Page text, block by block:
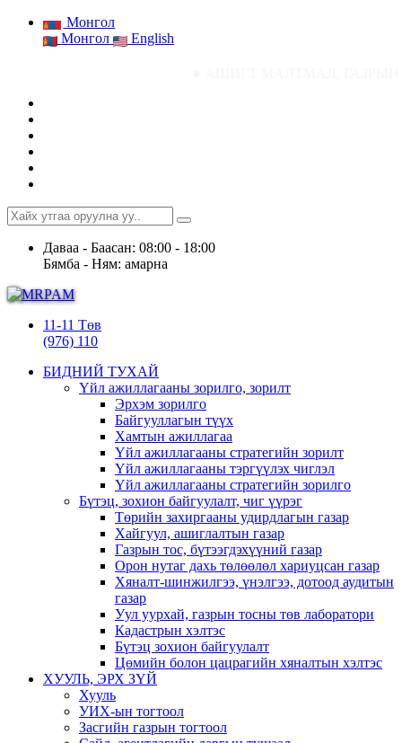
Монгол
Монгол
English
Даваа - Баасан: 08:00 - 18:00
Бямба - Ням: амарна
11-11 Төв
(976) 110
БИДНИЙ ТУХАЙ
Үйл ажиллагааны зорилго, зорилт
Эрхэм зорилго
Байгууллагын түүх
Хамтын ажиллагаа
Үйл ажиллагааны стратегийн зорилт
Үйл ажиллагааны тэргүүлэх чиглэл
Үйл ажиллагааны стратегийн зорилго
Бүтэц, зохион байгуулалт, чиг үүрэг
Төрийн захиргааны удирдлагын газар
Хайгуул, ашиглалтын газар
Газрын тос, бүтээгдэхүүний газар
Орон нутаг дахь төлөөлөл хариуцсан газар
Хяналт-шинжилгээ, үнэлгээ, дотоод аудитын
газар
Уул уурхай, газрын тосны төв лаборатори
Кадастрын хэлтэс
Бүтэц зохион байгуулалт
Цөмийн болон цацрагийн хяналтын хэлтэс
ХУУЛЬ, ЭРХ ЗҮЙ
Хууль
УИХ-ын тогтоол
Засгийн газрын тогтоол